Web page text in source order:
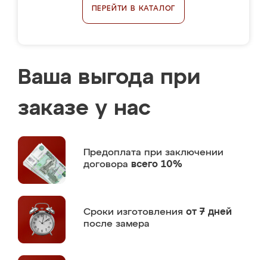
ПЕРЕЙТИ В КАТАЛОГ
Ваша выгода при
заказе у нас
Предоплата при заключении
договора всего 10%
Сроки изготовления от 7 дней
после замера